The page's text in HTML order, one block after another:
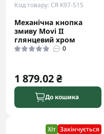
Код товару: CR K97-515
Механічна кнопка
змиву Movi II
глянцевий хром
0
1 879.02 ₴
До кошика
Хіт Закінчується